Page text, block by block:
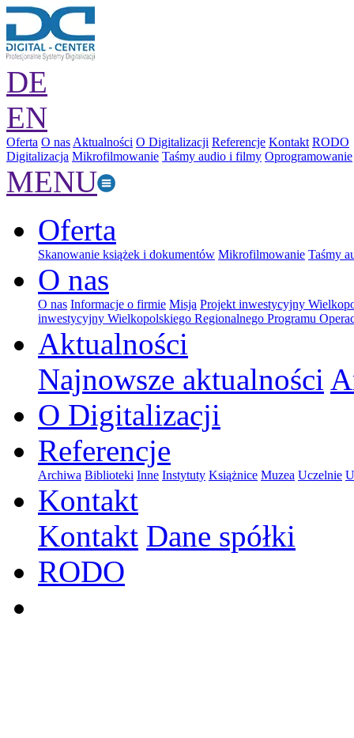
DE
EN
Oferta O nas Aktualności O Digitalizacji Referencje Kontakt RODO
Digitalizacja Mikrofilmowanie Taśmy audio i filmy Oprogramowanie
MENU
Oferta
Skanowanie książek i dokumentów Mikrofilmowanie Taśmy
O nas
O nas Informacje o firmie Misja Projekt inwestycyjny
inwestycyjny Wielkopolskiego Regionalnego Programu
Aktualności
Najnowsze aktualności
O Digitalizacji
Referencje
Archiwa Biblioteki Inne Instytuty Książnice Muzea Uczelnie
Kontakt
Kontakt Dane spółki
RODO